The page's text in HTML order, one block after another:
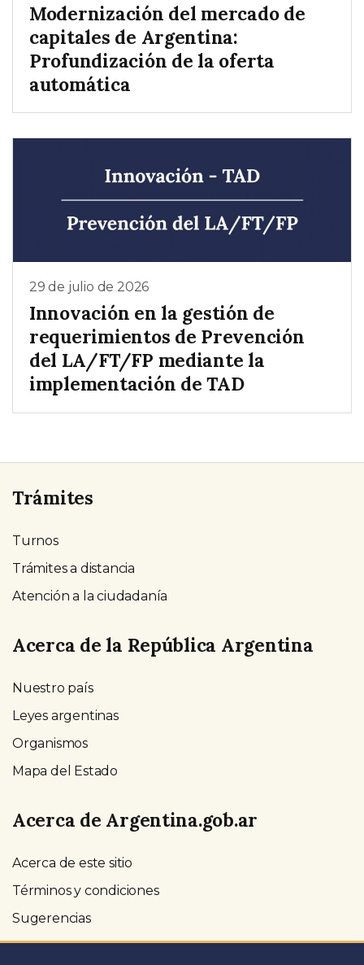
Modernización del mercado de
capitales de Argentina:
Profundización de la oferta
automática
29 de julio de 2026
Innovación en la gestión de
requerimientos de Prevención
del LA/FT/FP mediante la
implementación de TAD
Trámites
Turnos
Trámites a distancia
Atención a la ciudadanía
Acerca de la República Argentina
Nuestro país
Leyes argentinas
Organismos
Mapa del Estado
Acerca de Argentina.gob.ar
Acerca de este sitio
Términos y condiciones
Sugerencias